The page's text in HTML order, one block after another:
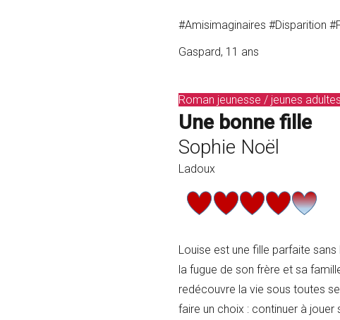
#Amisimaginaires #Disparition
Gaspard, 11 ans
Roman jeunesse / jeunes adultes
Une bonne fille
Sophie Noël
Ladoux
Louise est une fille parfaite
la fugue de son frère et sa
redécouvre la vie sous toutes
faire un choix : continuer à jouer